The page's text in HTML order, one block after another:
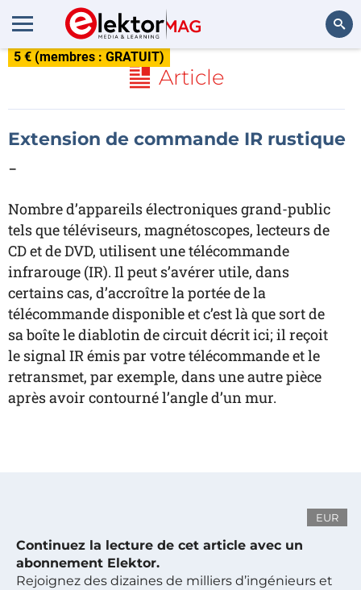
5 € (membres : GRATUIT)
Article
Extension de commande IR rustique
-
Nombre d’appareils électroniques grand-public
tels que téléviseurs, magnétoscopes, lecteurs de
CD et de DVD, utilisent une télécommande
infrarouge (IR). Il peut s’avérer utile, dans
certains cas, d’accroître la portée de la
télécommande disponible et c’est là que sort de
sa boîte le diablotin de circuit décrit ici; il reçoit
le signal IR émis par votre télécommande et le
retransmet, par exemple, dans une autre pièce
après avoir contourné l’angle d’un mur.
EUR
Continuez la lecture de cet article avec un
abonnement Elektor.
Rejoignez des dizaines de milliers d’ingénieurs et